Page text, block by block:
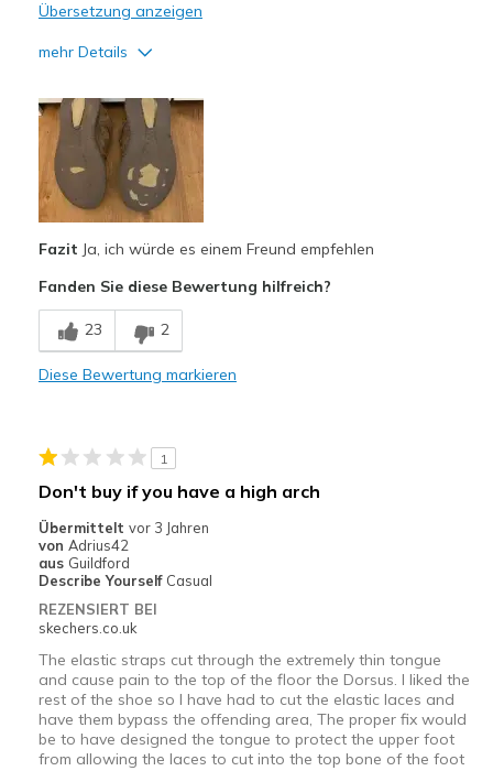
Übersetzung anzeigen
mehr Details
Attractive Design
Breathe Well
Comfortable
Nachteile
Wear Out Quickly
Geeignete Verwendung
Casual Wear
Sizing
Feels true to size
View On Shoes
Shoes are for Wearing
Fazit Ja, ich würde es einem Freund empfehlen
Fanden Sie diese Bewertung hilfreich?
23 2
Diese Bewertung markieren
1
Don't buy if you have a high arch
Übermittelt vor 3 Jahren
von Adrius42
aus Guildford
Describe Yourself Casual
REZENSIERT BEI
skechers.co.uk
The elastic straps cut through the extremely thin tongue
and cause pain to the top of the floor the Dorsus. I liked the
rest of the shoe so I have had to cut the elastic laces and
have them bypass the offending area, The proper fix would
be to have designed the tongue to protect the upper foot
from allowing the laces to cut into the top bone of the foot